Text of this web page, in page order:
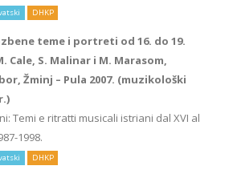
DHKP
teme i portreti od 16. do 19.
Cale, S. Malinar i M. Marasom,
Žminj – Pula 2007. (muzikološki
Temi e ritratti musicali istriani dal XVI al
1998.
DHKP